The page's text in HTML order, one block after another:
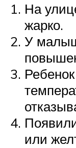
На
жарко.
У
или